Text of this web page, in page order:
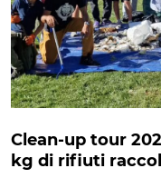
Clean-up tour
kg di rifiuti